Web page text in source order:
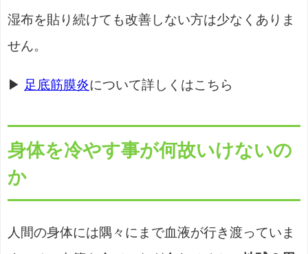
湿布を貼り続けても改善しない方は少なくありま
せん。
▶ 足底筋膜炎について詳しくはこちら
身体を冷やす事が何故いけないの
か
人間の身体には隅々にまで血液が行き渡っていま